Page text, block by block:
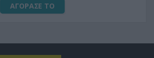
ΑΓΟΡΑΣΕ ΤΟ